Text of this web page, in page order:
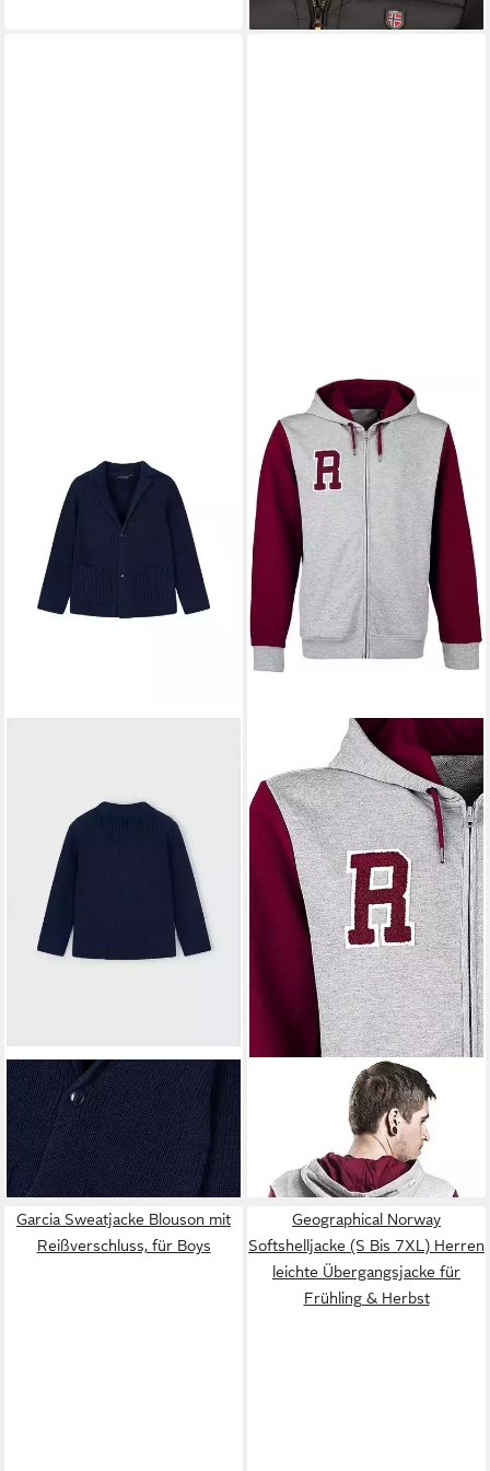
Parka mit Kapuze
MAYORALStrickjacke im
Blazerstyle festlich
32,99 € UVP54,99 €
-40%
Kapuzensweatjacke Pokémon
- Zipper Hoodie 'Too Tough
for Twerps' SweatshirtjacKe
Garcia Sweatjacke Blouson mit
Reißverschluss, für Boys
Geographical Norway
Softshelljacke (S Bis 7XL) Herren
leichte Übergangsjacke für
Frühling & Herbst